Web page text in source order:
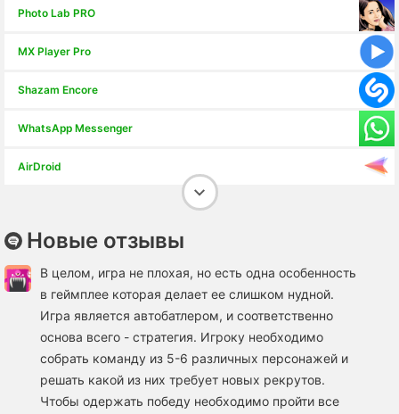
Slay the Spire 2
HAAK
Grand Theft Auto: San Andreas
Photo Lab PRO
MX Player Pro
Shazam Encore
WhatsApp Messenger
AirDroid
Root Explorer
Clean Master
Kate Mobile
Freedom
Новые отзывы
В целом, игра не плохая, но есть одна особенность
в геймплее которая делает ее слишком нудной.
Игра является автобатлером, и соответственно
основа всего - стратегия. Игроку необходимо
собрать команду из 5-6 различных персонажей и
решать какой из них требует новых рекрутов.
Чтобы одержать победу необходимо пройти все